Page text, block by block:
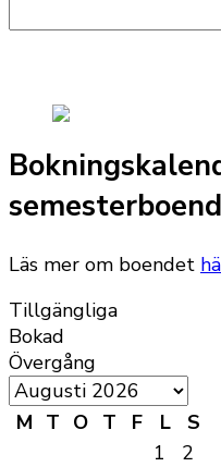
Läs mer om boendet
Tillgängliga
Bokad
Övergång
M T O T F L
S
1
2